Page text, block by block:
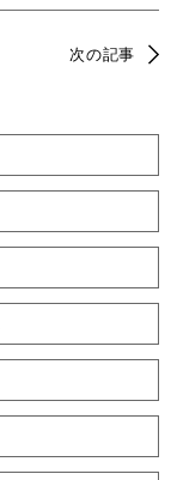
次の記事